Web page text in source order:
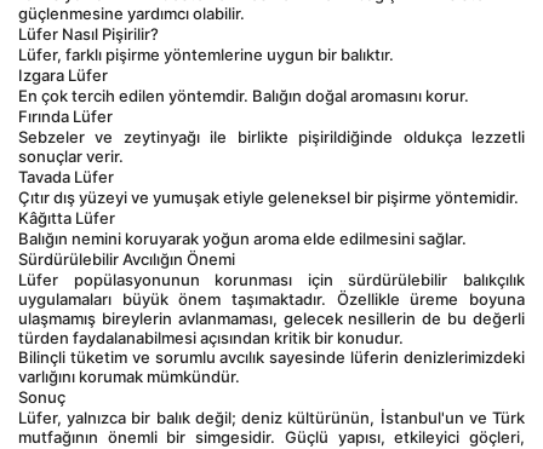
güçlenmesine yardımcı olabilir.
Lüfer Nasıl Pişirilir?
Lüfer, farklı pişirme yöntemlerine uygun bir balıktır.
Izgara Lüfer
En çok tercih edilen yöntemdir. Balığın doğal aromasını korur.
Fırında Lüfer
Sebzeler ve zeytinyağı ile birlikte pişirildiğinde oldukça lezzetli
sonuçlar verir.
Tavada Lüfer
Çıtır dış yüzeyi ve yumuşak etiyle geleneksel bir pişirme yöntemidir.
Kâğıtta Lüfer
Balığın nemini koruyarak yoğun aroma elde edilmesini sağlar.
Sürdürülebilir Avcılığın Önemi
Lüfer popülasyonunun korunması için sürdürülebilir balıkçılık
uygulamaları büyük önem taşımaktadır. Özellikle üreme boyuna
ulaşmamış bireylerin avlanmaması, gelecek nesillerin de bu değerli
türden faydalanabilmesi açısından kritik bir konudur.
Bilinçli tüketim ve sorumlu avcılık sayesinde lüferin denizlerimizdeki
varlığını korumak mümkündür.
Sonuç
Lüfer, yalnızca bir balık değil; deniz kültürünün, İstanbul'un ve Türk
mutfağının önemli bir simgesidir. Güçlü yapısı, etkileyici göçleri,